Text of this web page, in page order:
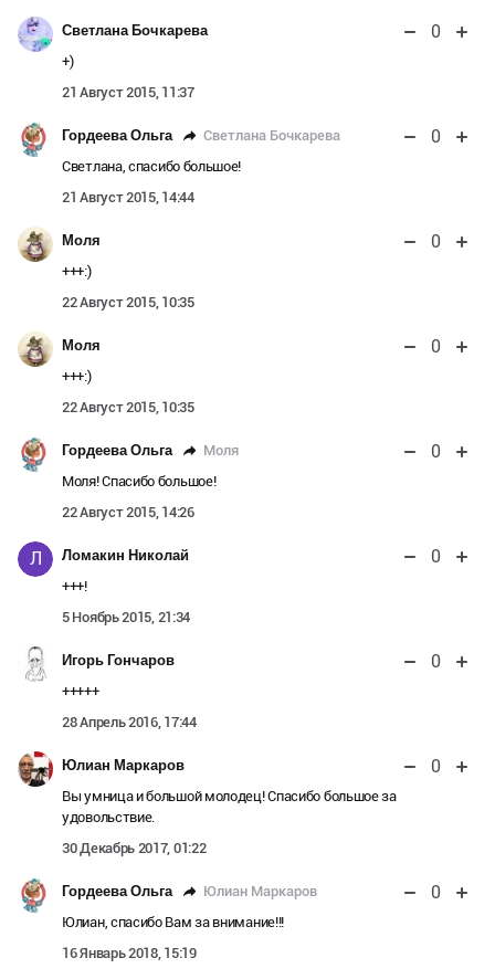
Светлана Бочкарева 0
+)
21 Август 2015, 11:37
Гордеева Ольга Светлана Бочкарева 0
Светлана, спасибо большое!
21 Август 2015, 14:44
Моля 0
+++:)
22 Август 2015, 10:35
Моля 0
+++:)
22 Август 2015, 10:35
Гордеева Ольга Моля 0
Моля! Спасибо большое!
22 Август 2015, 14:26
Л Ломакин Николай 0
+++!
5 Ноябрь 2015, 21:34
Игорь Гончаров 0
+++++
28 Апрель 2016, 17:44
Юлиан Маркаров 0
Вы умница и большой молодец! Спасибо большое за
удовольствие.
30 Декабрь 2017, 01:22
Гордеева Ольга Юлиан Маркаров 0
Юлиан, спасибо Вам за внимание!!!
16 Январь 2018, 15:19